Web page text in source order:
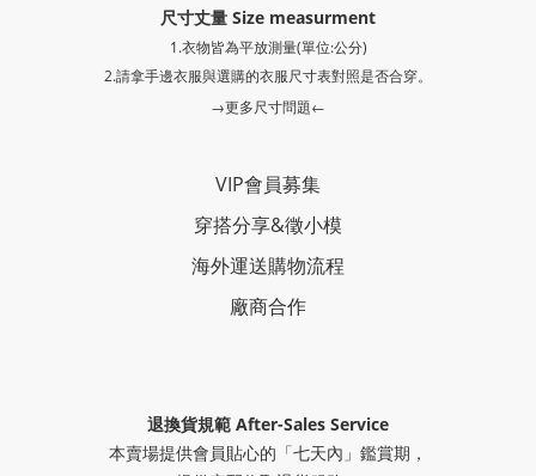
尺寸丈量 Size measurment
1.衣物皆為平放測量(單位:公分)
2.請拿手邊衣服與選購的衣服尺寸表對照是否合穿。
→更多尺寸問題←
VIP會員募集
穿搭分享&徵小模
海外運送購物流程
廠商合作
退換貨規範 After-Sales Service
本賣場提供會員貼心的「七天內」鑑賞期，